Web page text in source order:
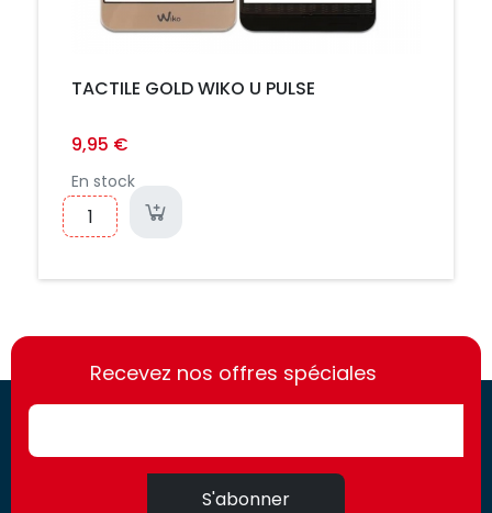
TACTILE GOLD WIKO U PULSE
9,95 €
En stock
https://france-
access.fr
https://france-
access.fr
Recevez nos offres spéciales
S'abonner